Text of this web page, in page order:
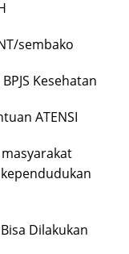
sembako
Kesehatan
ATENSI
Dilakukan